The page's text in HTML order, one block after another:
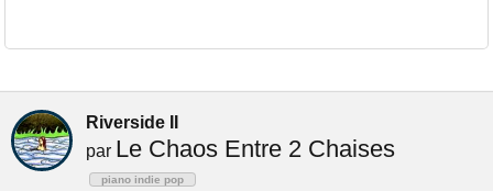
Riverside II
par Le Chaos Entre 2 Chaises
piano indie pop